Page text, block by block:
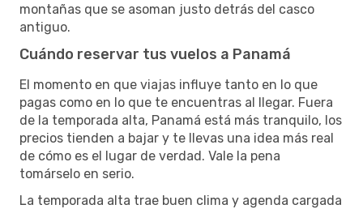
montañas que se asoman justo detrás del casco
antiguo.
Cuándo reservar tus vuelos a Panamá
El momento en que viajas influye tanto en lo que
pagas como en lo que te encuentras al llegar. Fuera
de la temporada alta, Panamá está más tranquilo, los
precios tienden a bajar y te llevas una idea más real
de cómo es el lugar de verdad. Vale la pena
tomárselo en serio.
La temporada alta trae buen clima y agenda cargada